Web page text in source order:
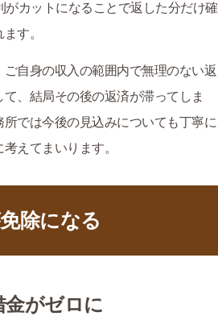
カットになることで返した分だけ確
す。
自身の収入の範囲内で無理のない返
、結局その後の返済が滞ってしま
では今後の見込みについても丁寧に
えてまいります。
除になる
がゼロに